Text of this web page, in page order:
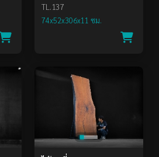
TL.137
74x52x306x11 ซม.